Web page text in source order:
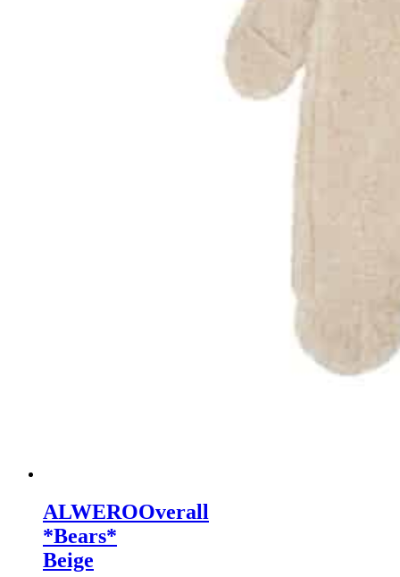
ALWEROOverall
*Bears*
Beige